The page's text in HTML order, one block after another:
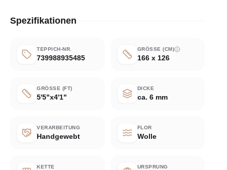
Spezifikationen
TEPPICH-NR.
739988935485
GRÖSSE (CM)
166 x 126
GRÖSSE (FT)
5'5"x4'1"
DICKE
ca. 6 mm
VERARBEITUNG
Handgewebt
FLOR
Wolle
KETTE URSPRUNG